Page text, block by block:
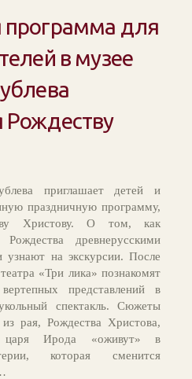
программа для
в музее
Рождеству
приглашает детей и
праздничную программу,
Христову. О том, как
древнерусскими
узнают на экскурсии. После
«Три лика» познакомят
представлений в
спектакль. Сюжеты
рая, Рождества Христова,
царя Ирода «оживут» в
которая сменится